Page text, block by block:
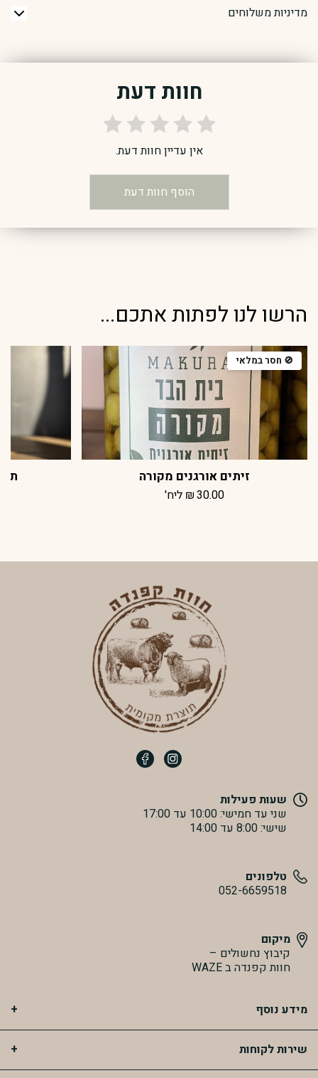
מדיניות משלוחים
חוות דעת
אין עדיין חוות דעת.
הוסף חוות דעת
הרשו לנו לפתות אתכם...
זיתים אורגנים מקורה
₪30.00 ליח'
שעות פעילות
שני עד חמישי: 10:00 עד 17:00
שישי: 8:00 עד 14:00
טלפונים
052-6659518
מיקום
קיבוץ נחשולים –
חוות קפנדה ב WAZE
מידע נוסף
שירות לקוחות